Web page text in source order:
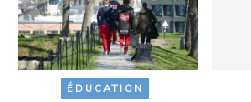
ÉDUCATION